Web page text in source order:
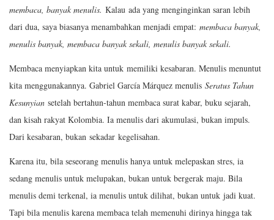
membaca, banyak menulis. Kalau ada yang menginginkan saran lebih
dari dua, saya biasanya menambahkan menjadi empat: membaca banyak,
menulis banyak, membaca banyak sekali, menulis banyak sekali.
Membaca menyiapkan kita untuk memiliki kesabaran. Menulis menuntut
kita menggunakannya. Gabriel García Márquez menulis Seratus Tahun
Kesunyian setelah bertahun-tahun membaca surat kabar, buku sejarah,
dan kisah rakyat Kolombia. Ia menulis dari akumulasi, bukan impuls.
Dari kesabaran, bukan sekadar kegelisahan.
Karena itu, bila seseorang menulis hanya untuk melepaskan stres, ia
sedang menulis untuk melupakan, bukan untuk bergerak maju. Bila
menulis demi terkenal, ia menulis untuk dilihat, bukan untuk jadi kuat.
Tapi bila menulis karena membaca telah memenuhi dirinya hingga tak